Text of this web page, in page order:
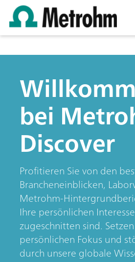
bei
Discover
Profitieren Sie von den
Brancheneinblicken,
Metrohm-
Ihre persönlichen
zugeschnitten sind.
persönlichen Fokus und
durch unsere globale